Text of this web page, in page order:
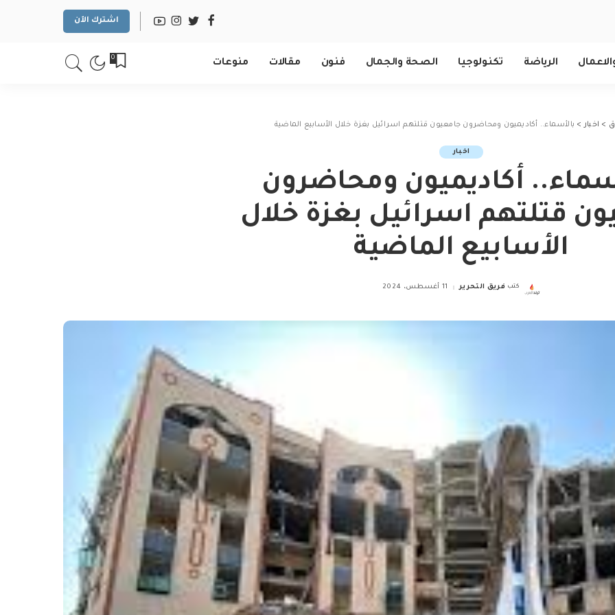
اشترك الآن
الرياضة تكنولوجيا الصحة والجمال فنون مقالات منوعات 0
> اخبار > بالأسماء.. أكاديميون ومحاضرون جامعيون قتلتهم اسرائيل بغزة خلال الأسابيع الماضية
اخبار
أكاديميون ومحاضرون
قتلتهم اسرائيل بغزة خلال
الأسابيع الماضية
Posted
كتب فريق التحرير 11 أغسطس، 2024